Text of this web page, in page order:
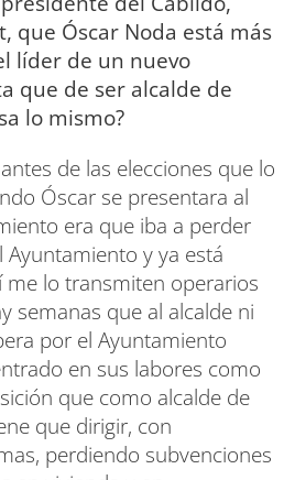
que Óscar Noda está más
líder de un nuevo
que de ser alcalde de
lo mismo?
de las elecciones que lo
Óscar se presentara al
era que iba a perder
y ya está
me lo transmiten operarios
semanas que al alcalde ni
por el Ayuntamiento
en sus labores como
que como alcalde de
que dirigir, con
perdiendo subvenciones